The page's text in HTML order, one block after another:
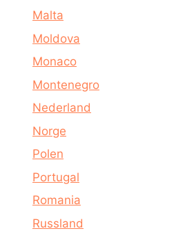
Malta
Moldova
Monaco
Montenegro
Nederland
Norge
Polen
Portugal
Romania
Russland